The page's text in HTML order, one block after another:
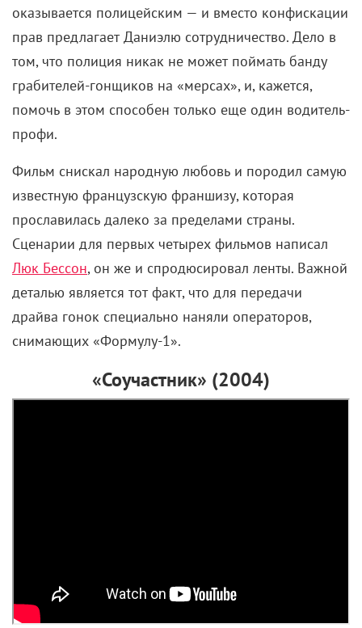
оказывается полицейским — и вместо конфискации
прав предлагает Даниэлю сотрудничество. Дело в
том, что полиция никак не может поймать банду
грабителей-гонщиков на «мерсах», и, кажется,
помочь в этом способен только еще один водитель-
профи.
Фильм снискал народную любовь и породил самую
известную французскую франшизу, которая
прославилась далеко за пределами страны.
Сценарии для первых четырех фильмов написал
Люк Бессон, он же и спродюсировал ленты. Важной
деталью является тот факт, что для передачи
драйва гонок специально наняли операторов,
снимающих «Формулу-1».
«Соучастник» (2004)